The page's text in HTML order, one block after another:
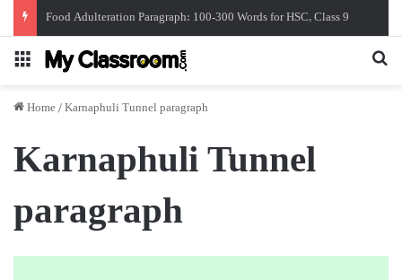
Food Adulteration Paragraph: 100-300 Words for HSC, Class 9
Menu
Home / Karnaphuli Tunnel paragraph
Karnaphuli Tunnel
paragraph